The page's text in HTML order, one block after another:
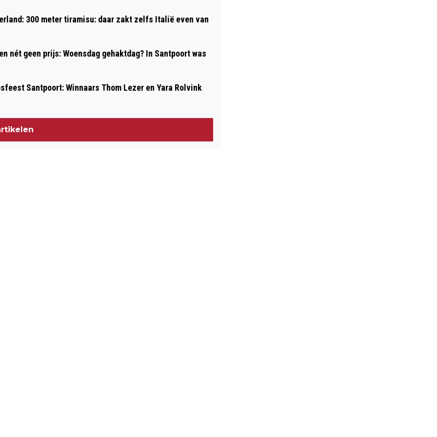
VRIJWILLIGERSLEGER DAT HITLER
300 meter tiramisu: daar zakt zelfs Italië even van
nét geen prijs: Woensdag gehaktdag? In Santpoort was
Santpoort: Winnaars Thom Lezer en Yara Rolvink